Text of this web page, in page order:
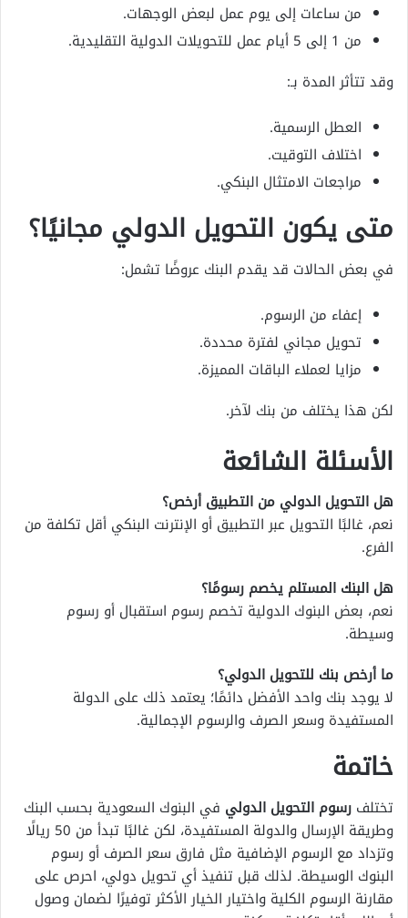
من ساعات إلى يوم عمل لبعض الوجهات.
من 1 إلى 5 أيام عمل للتحويلات الدولية التقليدية.
وقد تتأثر المدة بـ:
العطل الرسمية.
اختلاف التوقيت.
مراجعات الامتثال البنكي.
متى يكون التحويل الدولي مجانيًا؟
في بعض الحالات قد يقدم البنك عروضًا تشمل:
إعفاء من الرسوم.
تحويل مجاني لفترة محددة.
مزايا لعملاء الباقات المميزة.
لكن هذا يختلف من بنك لآخر.
الأسئلة الشائعة
هل التحويل الدولي من التطبيق أرخص؟
نعم، غالبًا التحويل عبر التطبيق أو الإنترنت البنكي أقل تكلفة من
الفرع.
هل البنك المستلم يخصم رسومًا؟
نعم، بعض البنوك الدولية تخصم رسوم استقبال أو رسوم
وسيطة.
ما أرخص بنك للتحويل الدولي؟
لا يوجد بنك واحد الأفضل دائمًا؛ يعتمد ذلك على الدولة
المستفيدة وسعر الصرف والرسوم الإجمالية.
خاتمة
تختلف رسوم التحويل الدولي في البنوك السعودية بحسب البنك
وطريقة الإرسال والدولة المستفيدة، لكن غالبًا تبدأ من 50 ريالًا
وتزداد مع الرسوم الإضافية مثل فارق سعر الصرف أو رسوم
البنوك الوسيطة. لذلك قبل تنفيذ أي تحويل دولي، احرص على
مقارنة الرسوم الكلية واختيار الخيار الأكثر توفيرًا لضمان وصول